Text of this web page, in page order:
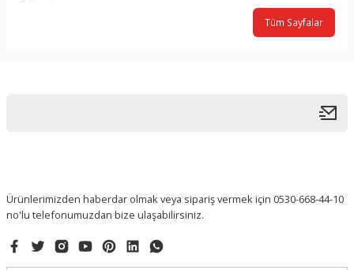
Tüm Sayfalar
Ürünlerimizden haberdar olmak veya sipariş vermek için 0530-668-44-10
no'lu telefonumuzdan bize ulaşabilirsiniz.